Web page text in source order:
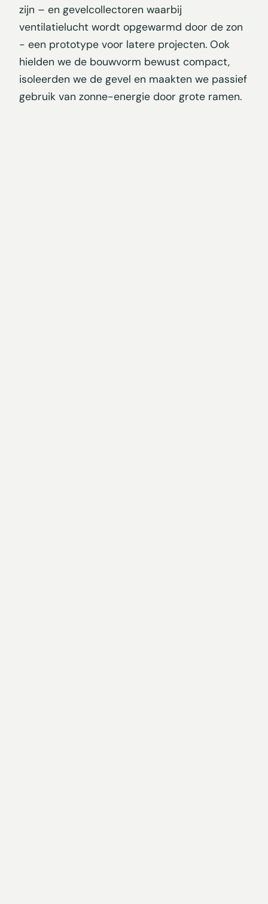
zijn – en gevelcollectoren waarbij
ventilatielucht wordt opgewarmd door de zon
- een prototype voor latere projecten. Ook
hielden we de bouwvorm bewust compact,
isoleerden we de gevel en maakten we passief
gebruik van zonne-energie door grote ramen.